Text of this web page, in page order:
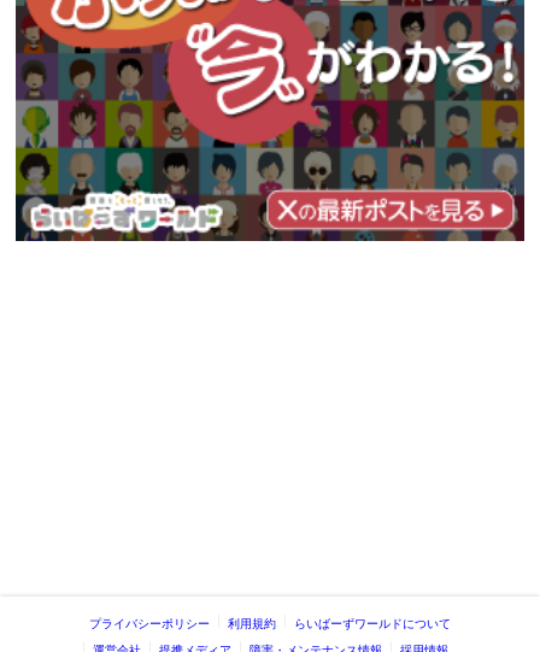
プライバシーポリシー 利用規約 らいばーずワールドについて